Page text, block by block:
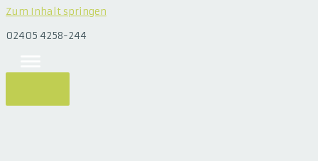
Zum Inhalt springen
02405 4258-244